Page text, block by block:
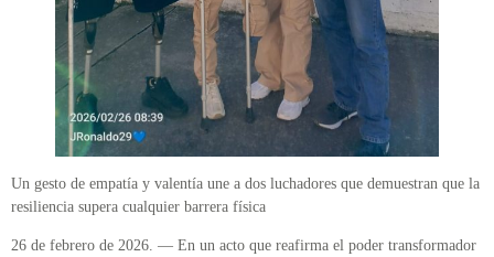
Un gesto de empatía y valentía une a dos luchadores que demuestran que la
resiliencia supera cualquier barrera física
26 de febrero de 2026. — En un acto que reafirma el poder transformador